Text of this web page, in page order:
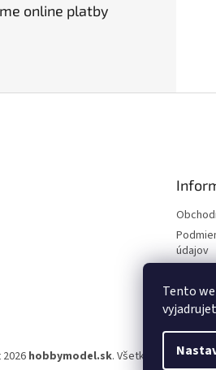
Tento
online platby
údajov
hobbymodel.sk. Všetky práva